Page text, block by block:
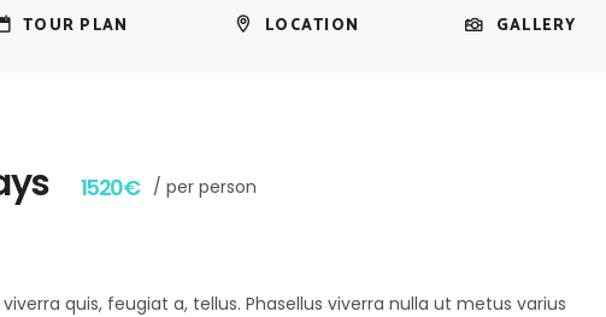
TOUR PLAN LOCATION GALLERY
1520€ / per person
quis, feugiat a, tellus. Phasellus viverra nulla ut metus varius